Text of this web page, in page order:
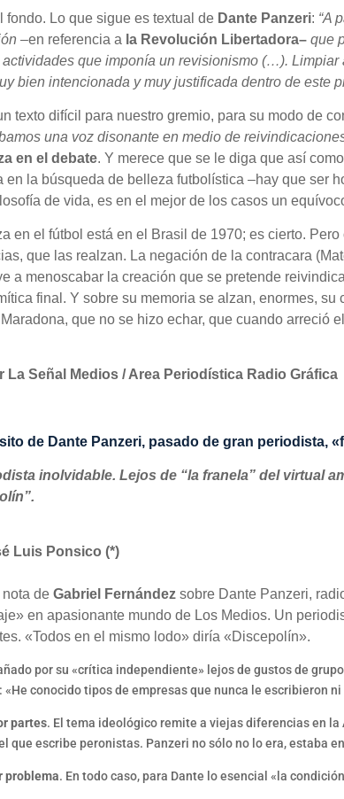
fondo. Lo que sigue es textual de Dante Panzeri: “A
–en referencia a la Revolución Libertadora– que
actividades que imponía un revisionismo (…).
bien intencionada y muy justificada dentro de este
texto difícil para nuestro gremio, para su modo de
una voz disonante en medio de
en el debate. Y merece que se le diga que así
en la búsqueda de belleza futbolística –hay que ser
de vida, es en el mejor de los casos un
en el fútbol está en el Brasil de 1970; es cierto.
que las realzan. La negación de la contracara
a menoscabar la creación que se pretende
final. Y sobre su memoria se alzan, enormes, su
que no se hizo echar, que cuando arreció
La Señal Medios / Area Periodística Radio Gráfica
de Dante Panzeri, pasado de gran periodista,
inolvidable. Lejos de “la franela” del virtual
Luis Ponsico (*)
nota deGabriel Fernández sobre Dante Panzeri,
en apasionante mundo de Los Medios. Un
«Todos en el mismo lodo» diría «Discepolín».
por su «crítica independiente» lejos de gustos de
«He conocido tipos de empresas que nunca le escribieron
partes. El tema ideológico remite a viejas diferencias en
que escribe peronistas. Panzeri no sólo no lo era, estaba
problema. En todo caso, para Dante lo esencial «la